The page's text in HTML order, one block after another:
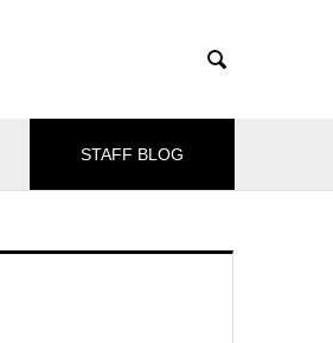

STAFF BLOG